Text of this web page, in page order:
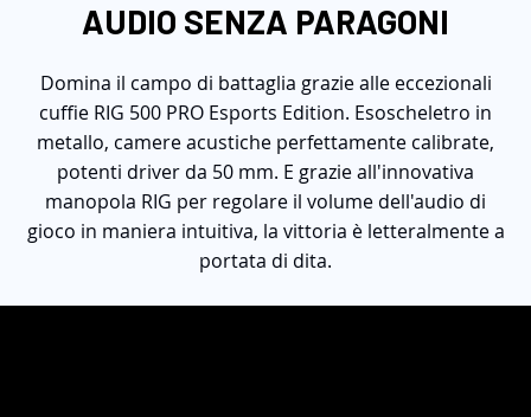
AUDIO SENZA PARAGONI
Domina il campo di battaglia grazie alle eccezionali
cuffie RIG 500 PRO Esports Edition. Esoscheletro in
metallo, camere acustiche perfettamente calibrate,
potenti driver da 50 mm. E grazie all'innovativa
manopola RIG per regolare il volume dell'audio di
gioco in maniera intuitiva, la vittoria è letteralmente a
portata di dita.